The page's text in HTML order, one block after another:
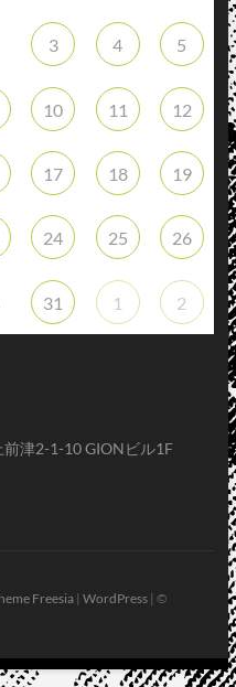
3 4 5
10 11 12
17 18 19
24 25 26
31 1 2
津2-1-10 GIONビル1F
Freesia| WordPress| ©